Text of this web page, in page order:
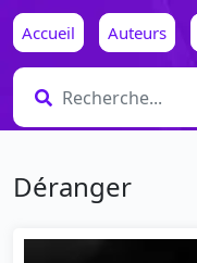
Accueil Auteurs
Déranger